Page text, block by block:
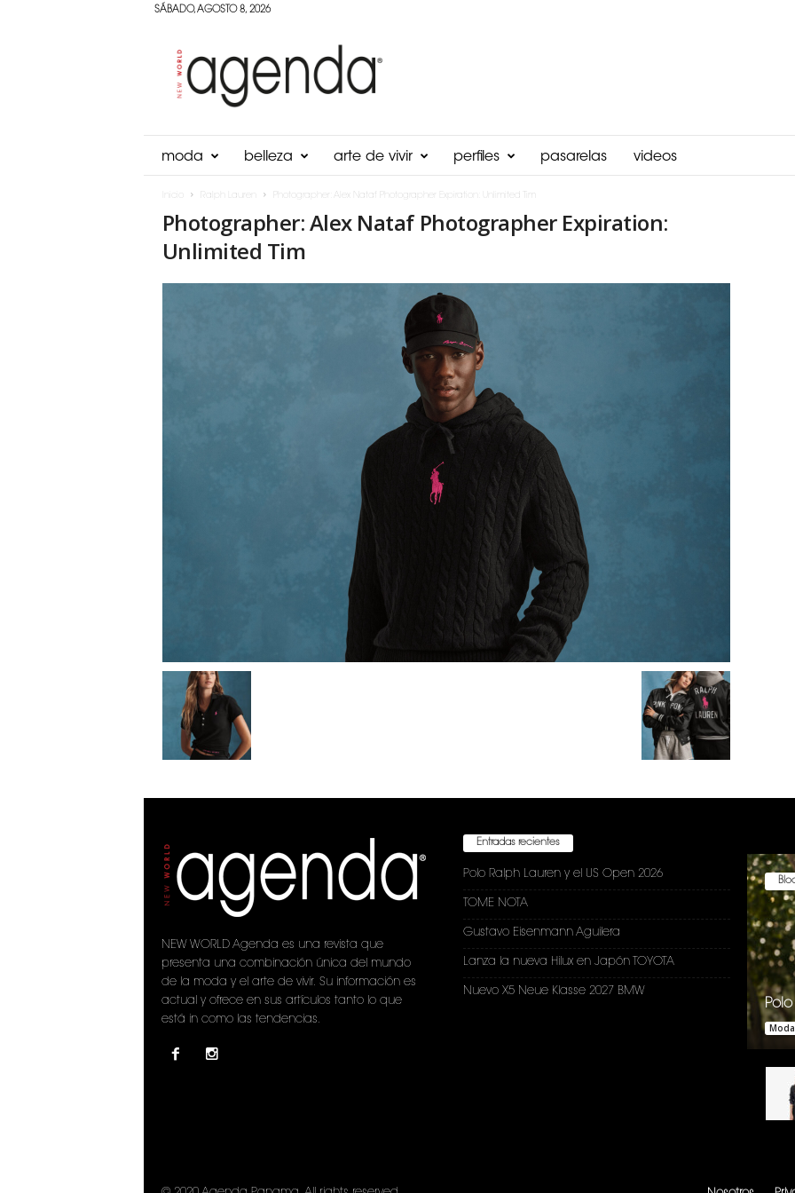
SÁBADO, AGOSTO 8, 2026
Panama
moda belleza arte de vivir perfiles pasarelas videos
Ralph Lauren Photographer: Alex Nataf Photographer Expiration: Unlimited Tim
Photographer: Alex Nataf Photographer Expiration:
Unlimited Tim
NEW WORLD Agenda es una revista que
presenta una combinación única del mundo
de la moda y el arte de vivir. Su información es
actual y ofrece en sus artículos tanto lo que
está in como las tendencias.
Entradas recientes
Polo Ralph Lauren y el US Open 2026
TOME NOTA
Gustavo Eisenmann Aguilera
Lanza la nueva Hilux en Japón TOYOTA
Nuevo X5 Neue Klasse 2027 BMW
Moda